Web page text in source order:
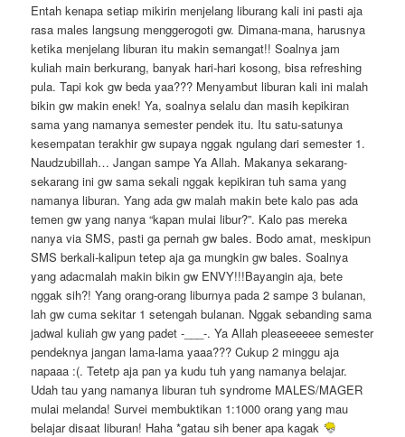
Entah kenapa setiap mikirin menjelang liburang kali ini pasti aja
rasa males langsung menggerogoti gw. Dimana-mana, harusnya
ketika menjelang liburan itu makin semangat!! Soalnya jam
kuliah main berkurang, banyak hari-hari kosong, bisa refreshing
pula. Tapi kok gw beda yaa??? Menyambut liburan kali ini malah
bikin gw makin enek! Ya, soalnya selalu dan masih kepikiran
sama yang namanya semester pendek itu. Itu satu-satunya
kesempatan terakhir gw supaya nggak ngulang dari semester 1.
Naudzubillah… Jangan sampe Ya Allah. Makanya sekarang-
sekarang ini gw sama sekali nggak kepikiran tuh sama yang
namanya liburan. Yang ada gw malah makin bete kalo pas ada
temen gw yang nanya “kapan mulai libur?”. Kalo pas mereka
nanya via SMS, pasti ga pernah gw bales. Bodo amat, meskipun
SMS berkali-kalipun tetep aja ga mungkin gw bales. Soalnya
yang adacmalah makin bikin gw ENVY!!!Bayangin aja, bete
nggak sih?! Yang orang-orang liburnya pada 2 sampe 3 bulanan,
lah gw cuma sekitar 1 setengah bulanan. Nggak sebanding sama
jadwal kuliah gw yang padet -___-. Ya Allah pleaseeeee semester
pendeknya jangan lama-lama yaaa??? Cukup 2 minggu aja
napaaa :(. Tetetp aja pan ya kudu tuh yang namanya belajar.
Udah tau yang namanya liburan tuh syndrome MALES/MAGER
mulai melanda! Survei membuktikan 1:1000 orang yang mau
belajar disaat liburan! Haha *gatau sih bener apa kagak